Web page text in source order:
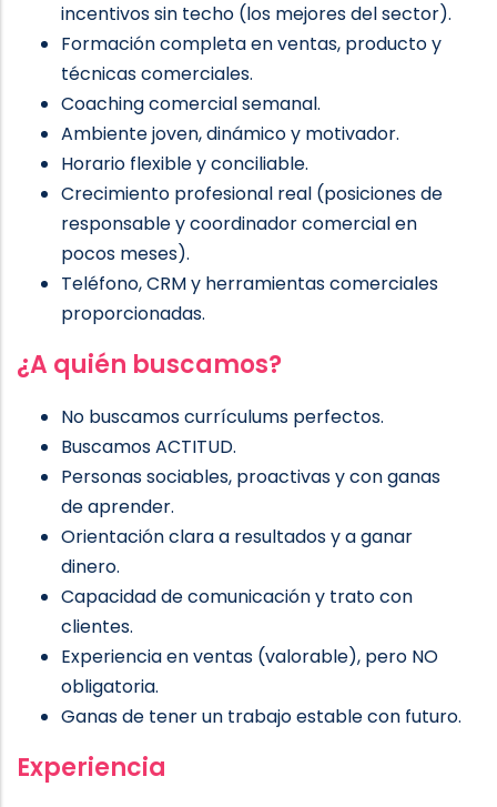
incentivos sin techo (los mejores del sector).
Formación completa en ventas, producto y
técnicas comerciales.
Coaching comercial semanal.
Ambiente joven, dinámico y motivador.
Horario flexible y conciliable.
Crecimiento profesional real (posiciones de
responsable y coordinador comercial en
pocos meses).
Teléfono, CRM y herramientas comerciales
proporcionadas.
¿A quién buscamos?
No buscamos currículums perfectos.
Buscamos ACTITUD.
Personas sociables, proactivas y con ganas
de aprender.
Orientación clara a resultados y a ganar
dinero.
Capacidad de comunicación y trato con
clientes.
Experiencia en ventas (valorable), pero NO
obligatoria.
Ganas de tener un trabajo estable con futuro.
Experiencia